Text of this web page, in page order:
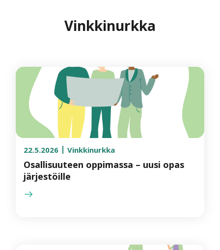
Vinkkinurkka
22.5.2026 Vinkkinurkka
Osallisuuteen oppimassa – uusi opas
järjestöille